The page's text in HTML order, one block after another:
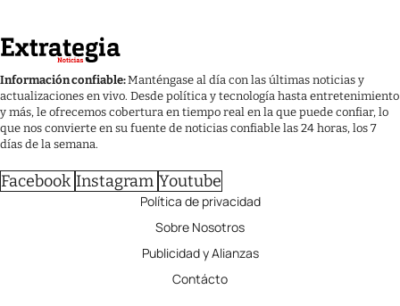
Información confiable:Manténgase al día con las últimas noticias y
actualizaciones en vivo. Desde política y tecnología hasta entretenimiento
y más, le ofrecemos cobertura en tiempo real en la que puede confiar, lo
que nos convierte en su fuente de noticias confiable las 24 horas, los 7
días de la semana.
Facebook Instagram Youtube
Política de privacidad
Sobre Nosotros
Publicidad y Alianzas
Contácto